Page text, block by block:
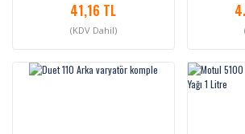
41,16 TL
(KDV Dahil)